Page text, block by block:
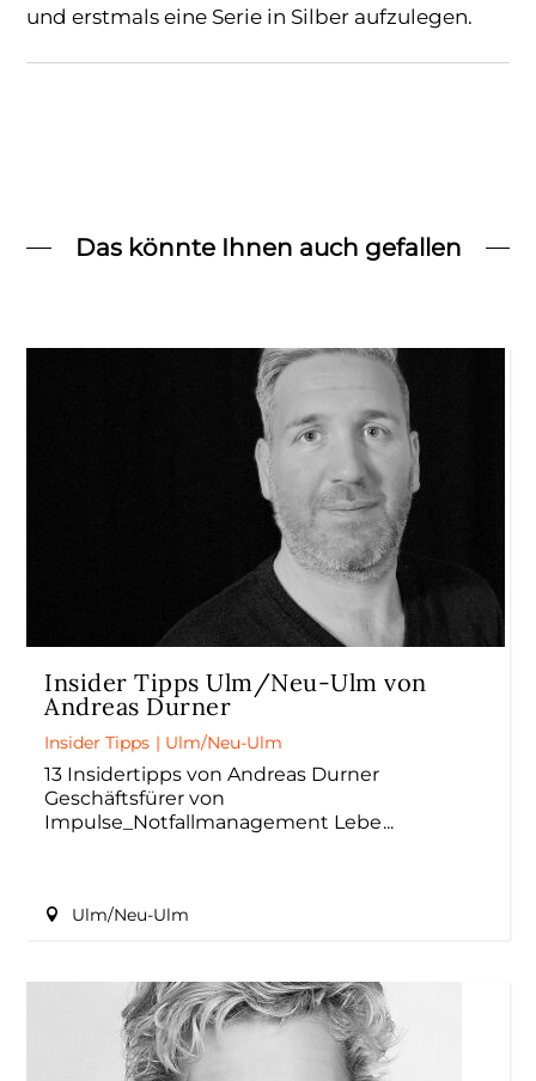
und erstmals eine Serie in Silber aufzulegen.
Das könnte Ihnen auch gefallen
Insider Tipps Ulm/Neu-Ulm von
Andreas Durner
Insider Tipps | Ulm/Neu-Ulm
13 Insidertipps von Andreas Durner
Geschäftsfürer von
Impulse_Notfallmanagement Lebe
Ulm/Neu-Ulm